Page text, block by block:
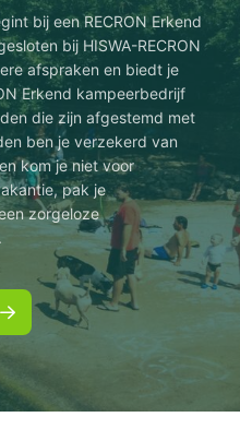
bij een RECRON Erkend
bij HISWA-RECRON
afspraken en biedt je
Erkend kampeerbedrijf
die zijn afgestemd met
ben je verzekerd van
kom je niet voor
pak je
zorgeloze